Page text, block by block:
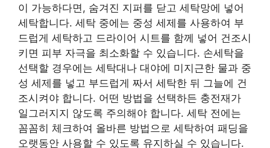
이 가능하다면, 숨겨진 지퍼를 닫고 세탁망에 넣어
세탁합니다. 세탁 중에는 중성 세제를 사용하여 부
드럽게 세탁하고 드라이어 시트를 함께 넣어 건조시
키면 피부 자극을 최소화할 수 있습니다. 손세탁을
선택할 경우에는 세탁대나 대야에 미지근한 물과 중
성 세제를 넣고 부드럽게 짜서 세탁한 뒤 그늘에 건
조시켜야 합니다. 어떤 방법을 선택하든 충전재가
일그러지지 않도록 주의해야 합니다. 세탁 전에는
꼼꼼히 체크하여 올바른 방법으로 세탁하여 패딩을
오랫동안 사용할 수 있도록 유지하실 수 있습니다.